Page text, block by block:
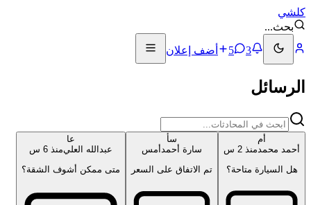
كلشي
بحث...
3
5 أضف إعلان
الرسائل
أم
أحمد محمدمنذ 2 س
هل السيارة متاحة؟
سأ
سارة أحمدأمس
تم الاتفاق على السعر
عا
عبدالله العليمنذ 6 س
متى ممكن أشوف الشقة؟